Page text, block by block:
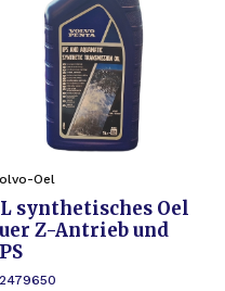
Oel
synthetisches Oel
Z-Antrieb und